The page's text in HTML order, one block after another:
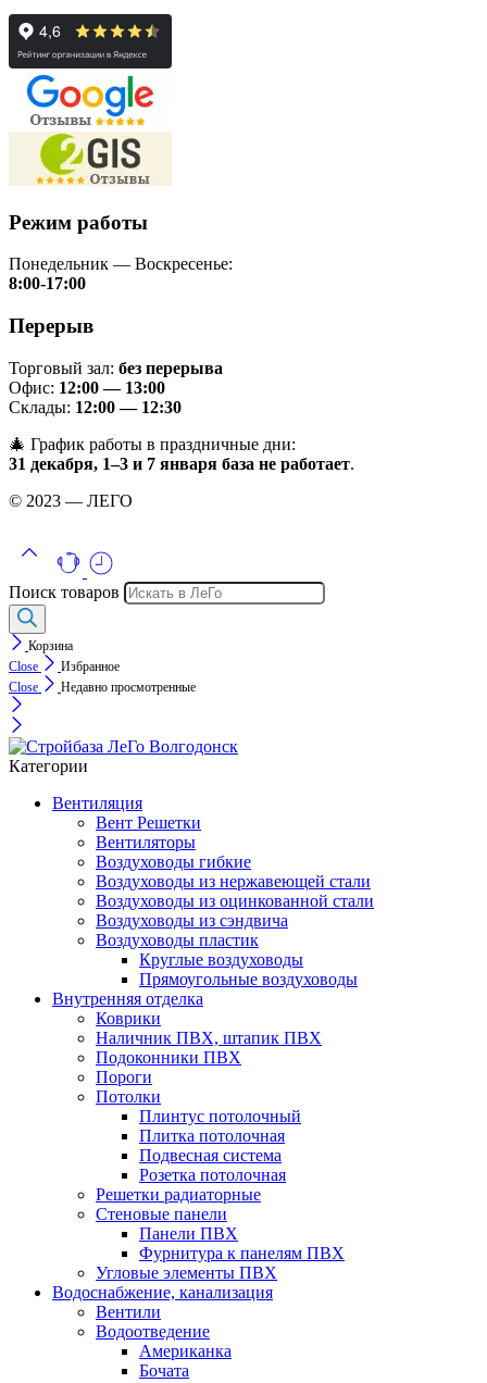
Режим работы
Понедельник — Воскресенье:
8:00-17:00
Перерыв
Торговый зал: без перерыва
Офис: 12:00 — 13:00
Склады: 12:00 — 12:30
🎄 График работы в праздничные дни:
31 декабря, 1–3 и 7 января база не работает.
© 2023 — ЛЕГО
Поиск товаров
Корзина
Close
Избранное
Close
Недавно просмотренные
Категории
Вентиляция
Вент Решетки
Вентиляторы
Воздуховоды гибкие
Воздуховоды из нержавеющей стали
Воздуховоды из оцинкованной стали
Воздуховоды из сэндвича
Воздуховоды пластик
Круглые воздуховоды
Прямоугольные воздуховоды
Внутренняя отделка
Коврики
Наличник ПВХ, штапик ПВХ
Подоконники ПВХ
Пороги
Потолки
Плинтус потолочный
Плитка потолочная
Подвесная система
Розетка потолочная
Решетки радиаторные
Стеновые панели
Панели ПВХ
Фурнитура к панелям ПВХ
Угловые элементы ПВХ
Водоснабжение, канализация
Вентили
Водоотведение
Американка
Бочата